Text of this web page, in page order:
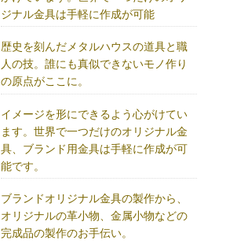
ジナル金具は手軽に作成が可能
歴史を刻んだメタルハウスの道具と職
人の技。誰にも真似できないモノ作り
の原点がここに。
イメージを形にできるよう心がけてい
ます。世界で一つだけのオリジナル金
具、ブランド用金具は手軽に作成が可
能です。
ブランドオリジナル金具の製作から、
オリジナルの革小物、金属小物などの
完成品の製作のお手伝い。